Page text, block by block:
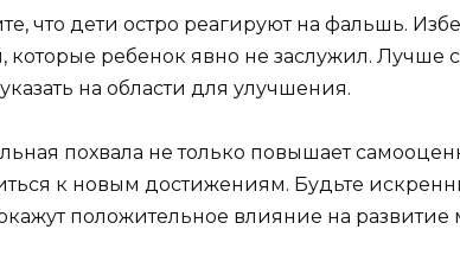
что дети остро реагируют на фальшь.
которые ребенок явно не заслужил. Лучше
на области для улучшения.
похвала не только повышает
к новым достижениям. Будьте
положительное влияние на